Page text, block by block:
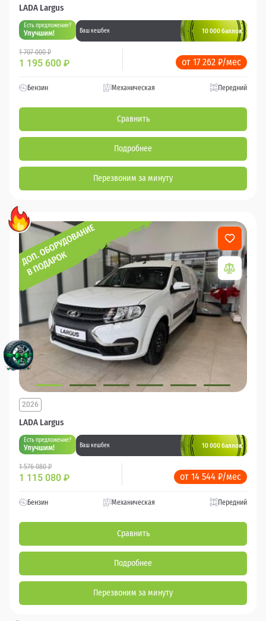
LADA Largus
Есть предложение?
Улучшим! Ваш кешбек 10 000 баллов
1 707 000 ₽
1 195 600 ₽ от 17 262 ₽/мес
Бензин Механическая Передний
Сравнить
Подробнее
Перезвоним за минуту
LADA Largus
2026
Есть предложение?
Улучшим! Ваш кешбек 10 000 баллов
1 576 080 ₽
1 115 080 ₽ от 14 544 ₽/мес
Бензин Механическая Передний
Сравнить
Подробнее
Перезвоним за минуту